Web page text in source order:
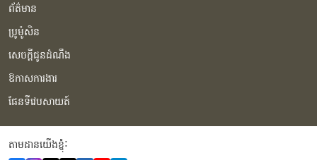
ព័ត៌មាន
ប្រូម៉ូសិន
សេចក្ដីជូនដំណឹង
ឱកាសការងារ
ផែនទីវេបសាយត៍
តាមដានយើងខ្ញុំំ: